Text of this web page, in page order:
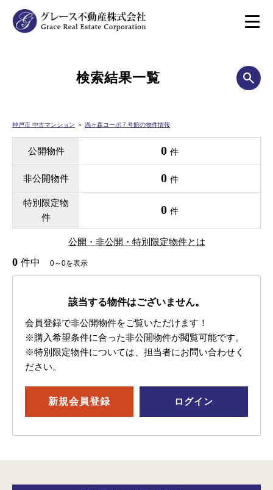
検索結果一覧
神戸市 中古マンション ＞ 渦ヶ森コーポ７号館の物件情報
公開物件 0 件
非公開物件 0 件
特別限定物
件
0 件
公開・非公開・特別限定物件とは
0 件中 0～0を表示
該当する物件はございません。
会員登録で非公開物件をご覧いただけます！
※購入希望条件に合った非公開物件が閲覧可能です。
※特別限定物件については、担当者にお問い合わせく
ださい。
新規会員登録 ログイン